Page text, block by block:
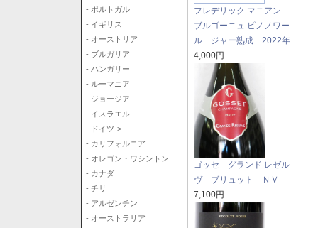
- ポルトガル
- イギリス
- オーストリア
- ブルガリア
- ハンガリー
- ルーマニア
- ジョージア
- イスラエル
- ドイツ->
- カリフォルニア
- オレゴン・ワシントン
- カナダ
- チリ
- アルゼンチン
- オーストラリア
フレデリック マニアン
ブルゴーニュ ピノノワー
ル ジャー熟成 2022年
4,000円
ゴッセ グランド レゼル
ヴ ブリュット ＮＶ
7,100円